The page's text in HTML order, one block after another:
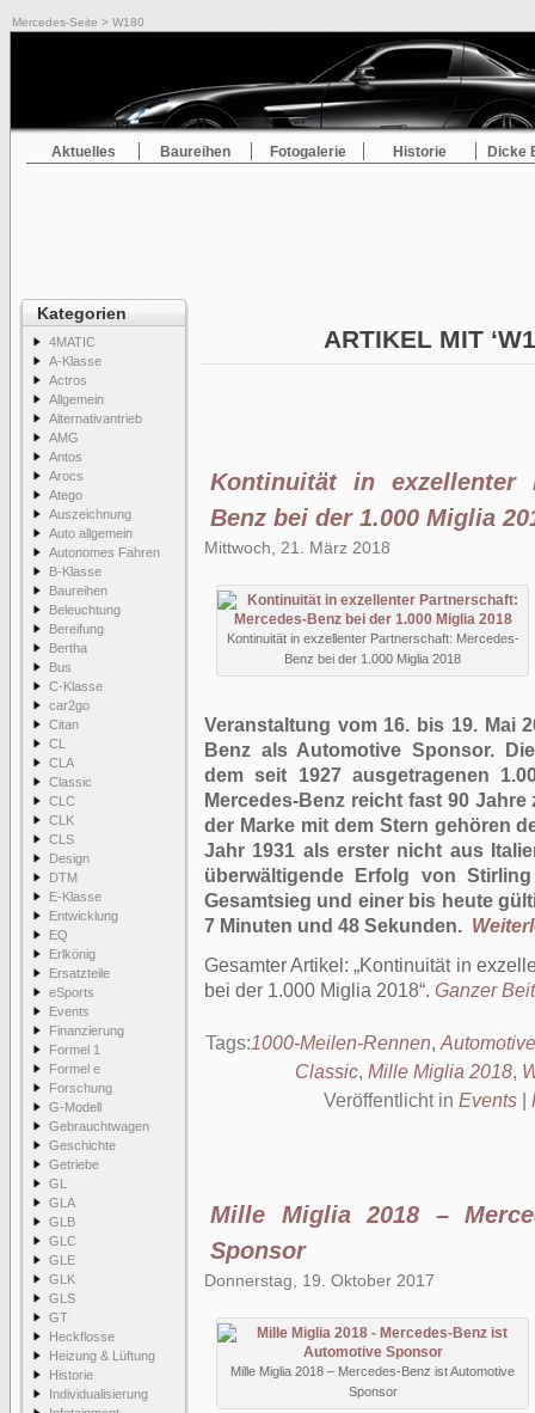
Mercedes-Seite > W180
Aktuelles Baureihen Fotogalerie Historie Dicke
Kategorien
4MATIC
A-Klasse
Actros
Allgemein
Alternativantrieb
AMG
Antos
Arocs
Atego
Auszeichnung
Auto allgemein
Autonomes Fahren
B-Klasse
Baureihen
Beleuchtung
Bereifung
Bertha
Bus
C-Klasse
car2go
Citan
CL
CLA
Classic
CLC
CLK
CLS
Design
DTM
E-Klasse
Entwicklung
EQ
Erlkönig
Ersatzteile
eSports
Events
Finanzierung
Formel 1
Formel e
Forschung
G-Modell
Gebrauchtwagen
Geschichte
Getriebe
GL
GLA
GLB
GLC
GLE
GLK
GLS
GT
Heckflosse
Heizung & Lüftung
Historie
Individualisierung
ARTIKEL MIT
Kontinuität in exzellenter
Benz bei der 1.000 Miglia
Mittwoch, 21. März 2018
Kontinuität in exzellenter Partnerschaft: Mercedes-
Benz bei der 1.000 Miglia 2018
Veranstaltung vom 16. bis 19. Mai
Benz als Automotive Sponsor.
dem seit 1927 ausgetragenen
Mercedes-Benz reicht fast 90
der Marke mit dem Stern gehören
Jahr 1931 als erster nicht aus
überwältigende Erfolg von
Gesamtsieg und einer bis heute
7 Minuten und 48 Sekunden.
Gesamter Artikel: Kontinuität in
bei der 1.000 Miglia 2018 . Ganzer
Tags:1000-Meilen-Rennen,
Classic, Mille Miglia 2018,
Veröffentlicht in Events
Mille Miglia 2018 –
Sponsor
Donnerstag, 19. Oktober 2017
Mille Miglia 2018 – Mercedes-Benz ist Automotive
Sponsor